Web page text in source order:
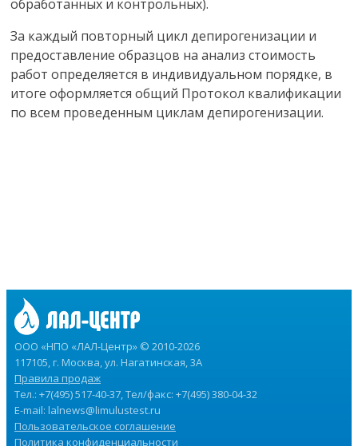
обработанных и контрольных).
За каждый повторный цикл депирогенизации и
предоставление образцов на анализ стоимость
работ определяется в индивидуальном порядке, в
итоге оформляется общий Протокол квалификации
по всем проведенным циклам депирогенизации.
ООО «НПО «ЛАЛ-Центр» © 2010-2026
117105, г. Москва, ул. Нагатинская, 3А
Правила продаж
Тел.: +7(495) 517-40-37, Тел/факс: +7(495) 380-04-32
E-mail: lalnews@limulustest.ru
Пользовательское соглашение
Политика конфиденциальности